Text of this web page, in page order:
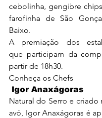
cebolinha, gengibre
farofinha de São
Baixo.
A premiação dos
que participam da
partir de 18h30.
Conheça os Chefs
Igor Anaxágoras
Natural do Serro e criado
avó, Igor Anaxágoras é